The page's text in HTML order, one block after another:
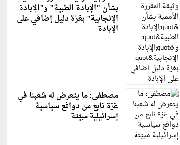
بشأن "الإبادة الطبية" و"الإبادة
الإنجابية" بغزة دليل إضافي على
الإبادة
مصطفى: ما يتعرض له شعبنا في
غزة نابع من دوافع سياسية
إسرائيلية مبيّتة